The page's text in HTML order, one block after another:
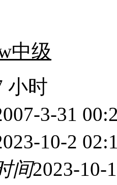
中级
小时
3-31
10-2
间2023-10-